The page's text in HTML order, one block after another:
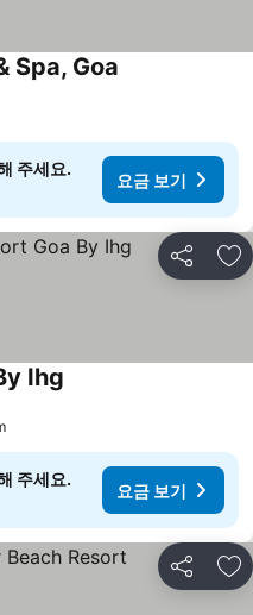
Spa, Goa
주세요.
요금 보기
공유 즐
Ihg
주세요.
요금 보기
공유 즐